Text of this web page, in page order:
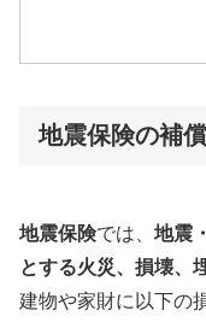
地震保険の補
地震保険では、 地震
とする火災、損壊、
建物や家財に以下の